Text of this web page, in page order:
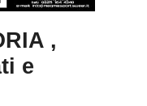
,
e